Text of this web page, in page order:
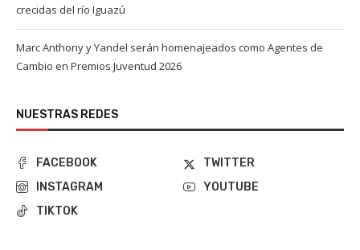
crecidas del río Iguazú
Marc Anthony y Yandel serán homenajeados como Agentes de
Cambio en Premios Juventud 2026
NUESTRAS REDES
FACEBOOK
TWITTER
INSTAGRAM
YOUTUBE
TIKTOK